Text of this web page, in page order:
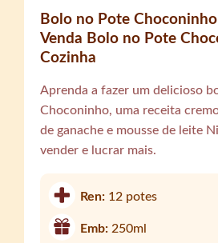
Bolo no Pote
Venda Bolo no Pote
Cozinha
Aprenda a fazer um delicioso
Choconinho, uma receita
de ganache e mousse de leite
vender e lucrar mais.
Ren: 12 potes
Emb: 250ml